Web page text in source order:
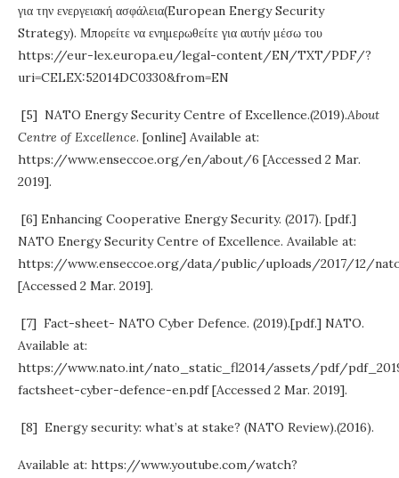
για την ενεργειακή ασφάλεια(European Energy Security
Strategy). Μπορείτε να ενημερωθείτε για αυτήν μέσω του
https://eur-lex.europa.eu/legal-content/EN/TXT/PDF/?
uri=CELEX:52014DC0330&from=EN
[5] NATO Energy Security Centre of Excellence.(2019).About
Centre of Excellence. [online] Available at:
https://www.enseccoe.org/en/about/6 [Accessed 2 Mar.
2019].
[6] Enhancing Cooperative Energy Security. (2017). [pdf.]
NATO Energy Security Centre of Excellence. Available at:
https://www.enseccoe.org/data/public/uploads/2017/12/
[Accessed 2 Mar. 2019].
[7] Fact-sheet- NATO Cyber Defence. (2019).[pdf.] NATO.
Available at:
https://www.nato.int/nato_static_fl2014/assets/pdf/
factsheet-cyber-defence-en.pdf [Accessed 2 Mar. 2019].
[8] Energy security: what’s at stake? (NATO Review).(2016).
Available at: https://www.youtube.com/watch?